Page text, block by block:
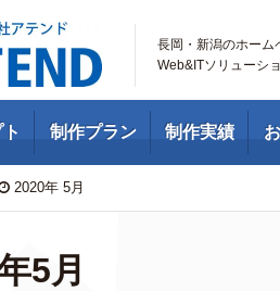
長岡・新潟のホーム
Web&ITソリューシ
制作プラン 制作実績
2020年 5月
5月